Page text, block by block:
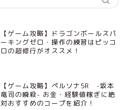
【ゲーム攻略】ドラゴンボールスパ
ーキングゼロ・操作の練習はピッコ
ロの超修行がオススメ！
【ゲーム攻略】ペルソナ5R -坂本
竜司の瞬殺- お金・経験値稼ぎに絶
対おすすめのコープを紹介！